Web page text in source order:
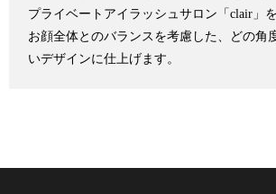
プライベートアイラッシュサロン「clair」
お顔全体とのバランスを考慮した、どの角
いデザインに仕上げます。